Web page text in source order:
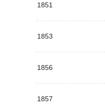
1851
1853
1856
1857